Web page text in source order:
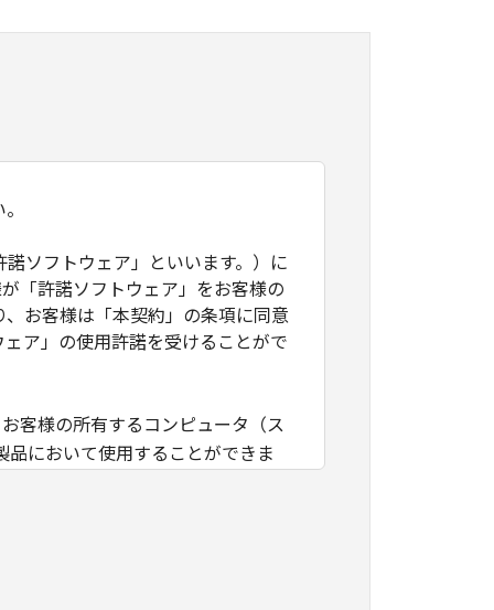
ソフトウェア」といいます。）に
「許諾ソフトウェア」をお客様の
お客様は「本契約」の条項に同意
ア」の使用許諾を受けることがで
客様の所有するコンピュータ（ス
において使用することができま
ソースソフトウェアに対して
ュアルまたは機種仕様が記載され